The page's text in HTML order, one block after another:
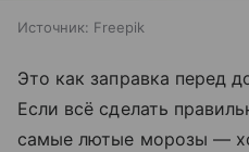
Источник: Freepik
Это как заправка перед
Если всё сделать
самые лютые морозы —